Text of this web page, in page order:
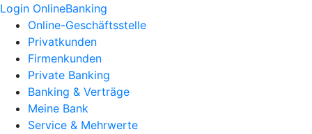
Login OnlineBanking
Online-Geschäftsstelle
Privatkunden
Firmenkunden
Private Banking
Banking & Verträge
Meine Bank
Service & Mehrwerte